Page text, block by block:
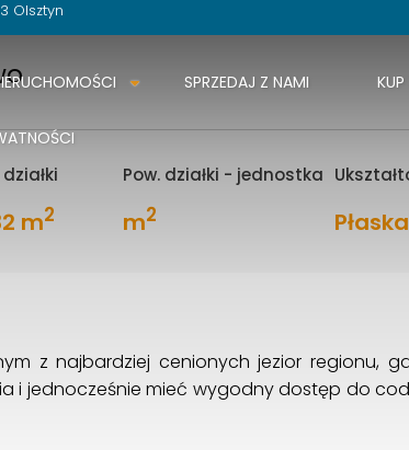
Olsztyn
SPRZEDAJ Z NAMI
działki
m2
Pow. działki - jednostka
m2 Płaska
z najbardziej cenionych jezior regionu,
i jednocześnie mieć wygodny dostęp do